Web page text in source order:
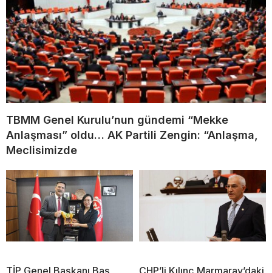
TBMM Genel Kurulu’nun gündemi “Mekke
Anlaşması” oldu… AK Partili Zengin: “Anlaşma,
Meclisimizde
TİP Genel Başkanı Baş,
CHP’li Kılınç Marmaray’daki